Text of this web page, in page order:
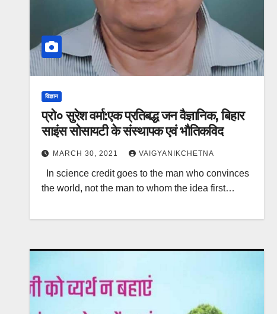
विज्ञान
प्रो० सुरेश वर्मा:एक प्रतिबद्ध जन वैज्ञानिक, बिहार
साइंस सोसायटी के संस्थापक एवं भौतिकविद
MARCH 30, 2021 VAIGYANIKCHETNA
In science credit goes to the man who convinces
the world, not the man to whom the idea first…